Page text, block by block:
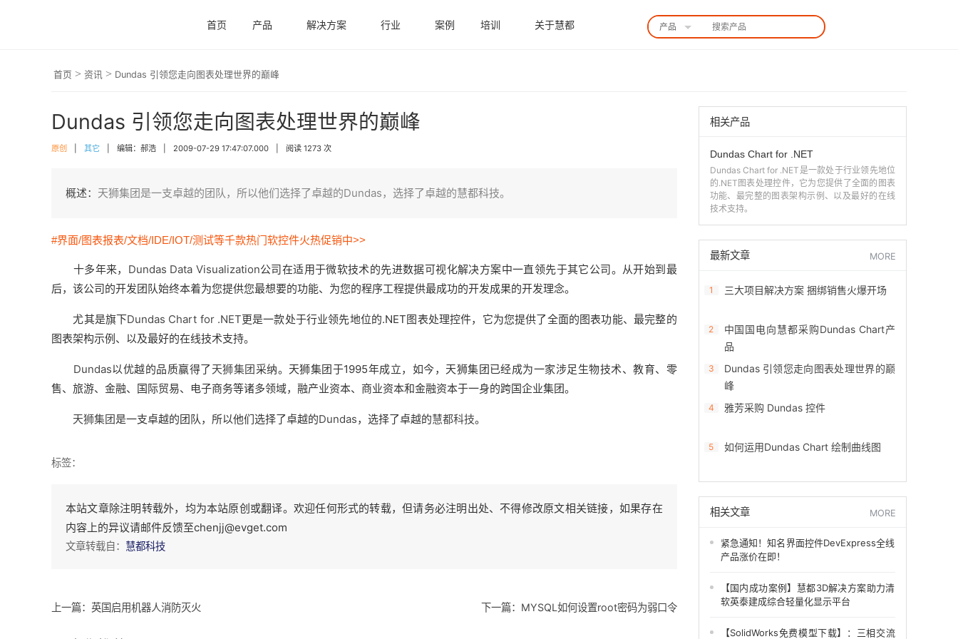
首页 产品 解决方案 行业 案例 培训 关于慧都 产品
首页 > 资讯 > Dundas 引领您走向图表处理世界的巅峰
Dundas 引领您走向图表处理世界的巅峰
原创 其它 编辑：郝浩 2009-07-29 17:47:07.000 阅读 1273 次
概述： 天狮集团是一支卓越的团队，所以他们选择了卓越的Dundas，选择了卓越的慧都科技。
#界面/图表报表/文档/IDE/IOT/测试等千款热门软控件火热促销中>>
十多年来， Dundas Data Visualization公司在适用于微软技术的先进数据可视化解决方案中一直领先于其它公司。从开始到最
后，该公司的开发团队始终本着为您提供您最想要的功能、为您的程序工程提供最成功的开发成果的开发理念。
尤其是旗下Dundas Chart for .NET更是一款处于行业领先地位的.NET图表处理控件，它为您提供了全面的图表功能、最完整的
图表架构示例、以及最好的在线技术支持。
Dundas以优越的品质赢得了 天狮集团采纳。天狮集团于1995年成立，如今，天狮集团已经成为一家涉足生物技术、教育、零
售、旅游、金融、国际贸易、电子商务等诸多领域，融产业资本、商业资本和金融资本于一身的跨国企业集团。
天狮集团是一支卓越的团队，所以他们选择了卓越的Dundas，选择了卓越的慧都科技。
标签：
本站文章除注明转载外，均为本站原创或翻译。欢迎任何形式的转载，但请务必注明出处、不得修改原文相关链接，如果存在
内容上的异议请邮件反馈至chenjj@evget.com
文章转载自： 慧都科技
上一篇：英国启用机器人消防灭火 下一篇：MYSQL如何设置root密码为弱口令
相关产品
Dundas Chart for .NET
Dundas Chart for .NET是一款处于行业领先地位
的.NET图表处理控件，它为您提供了全面的图表
功能、最完整的图表架构示例、以及最好的在线
技术支持。
最新文章 MORE
1 三大项目解决方案 捆绑销售火爆开场
2
中国国电向慧都采购Dundas Chart产
品
3
Dundas 引领您走向图表处理世界的巅
峰
4 雅芳采购 Dundas 控件
5 如何运用Dundas Chart 绘制曲线图
相关文章 MORE
紧急通知！知名界面控件DevExpress全线
产品涨价在即！
【国内成功案例】慧都3D解决方案助力清
软英泰建成综合轻量化显示平台
【SolidWorks免费模型下载】：三相交流